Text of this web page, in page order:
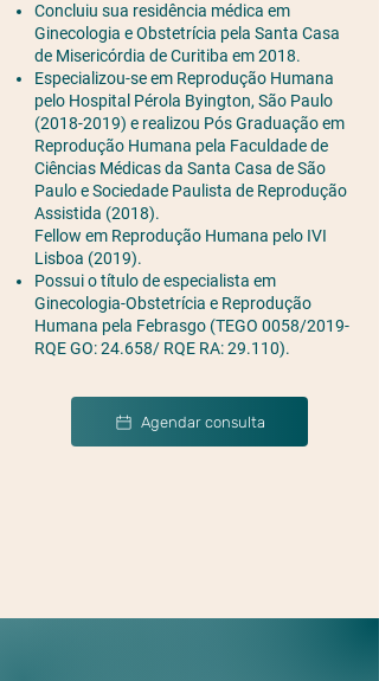
Concluiu sua residência médica em
Ginecologia e Obstetrícia pela Santa Casa
de Misericórdia de Curitiba em 2018. ⠀
Especializou-se em Reprodução Humana
pelo Hospital Pérola Byington, São Paulo
(2018-2019) e realizou Pós Graduação em
Reprodução Humana pela Faculdade de
Ciências Médicas da Santa Casa de São
Paulo e Sociedade Paulista de Reprodução
Assistida (2018).
Fellow em Reprodução Humana pelo IVI
Lisboa (2019).
Possui o título de especialista em
Ginecologia-Obstetrícia e Reprodução
Humana pela Febrasgo (TEGO 0058/2019-
RQE GO: 24.658/ RQE RA: 29.110).
Agendar consulta